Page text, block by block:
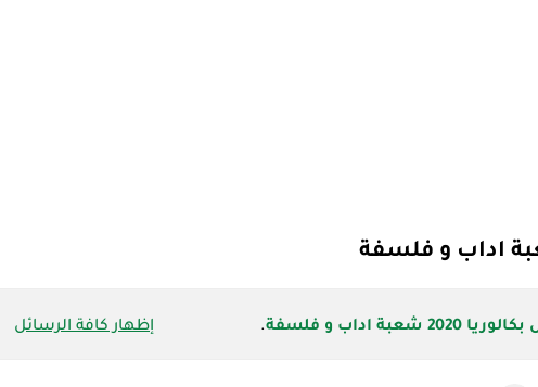
اداب و فلسفة . إظهار كافة الرسائل